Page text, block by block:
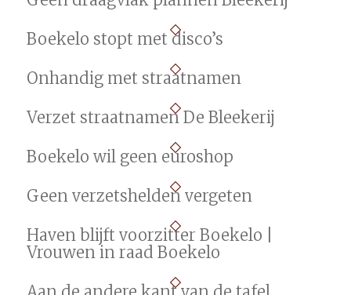
Boekelo stopt met disco’s
Onhandig met straatnamen
Verzet straatnamen De Bleekerij
Boekelo wil geen euroshop
Geen verzetshelden vergeten
Haven blijft voorzitter Boekelo |
Vrouwen in raad Boekelo